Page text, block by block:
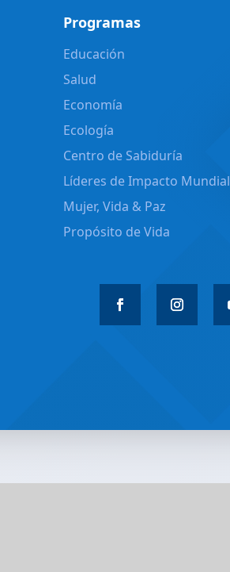
Programas
Educación
Salud
Economía
Ecología
Centro de Sabiduría
Líderes de Impacto Mundial
Mujer, Vida & Paz
Propósito de Vida